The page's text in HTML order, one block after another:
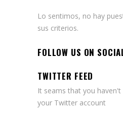
Lo sentimos, no hay
sus criterios.
FOLLOW US ON
TWITTER FEED
It seams that you
your Twitter account